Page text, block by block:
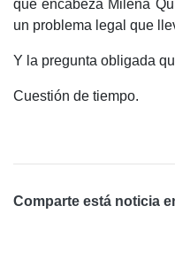
que encabeza Milena
un problema legal que
Y la pregunta obligada
Cuestión de tiempo.
Comparte está noticia